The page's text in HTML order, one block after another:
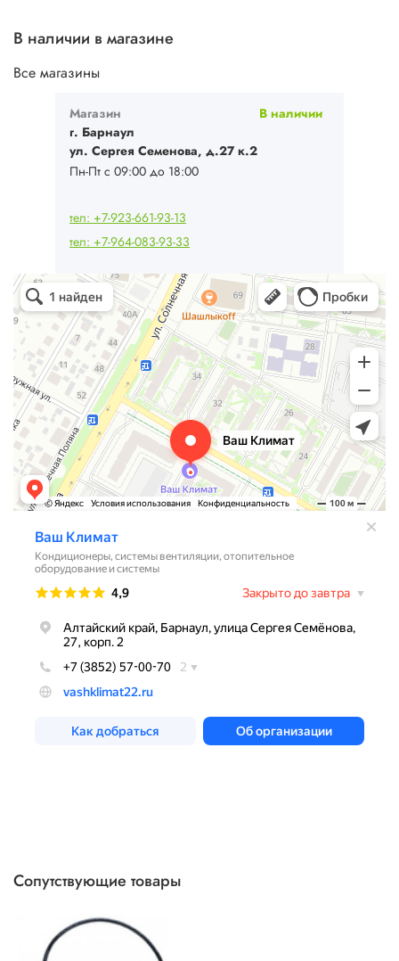
В наличии в магазине
Все магазины
Магазин
В наличии
г. Барнаул
ул. Сергея Семенова, д.27 к.2
Пн-Пт с 09:00 до 18:00
тел: +7-923-661-93-13
тел: +7-964-083-93-33
Ваш Климат
Кондиционеры в Барнауле
Системы вентиляции в Барнауле
Сопутствующие товары